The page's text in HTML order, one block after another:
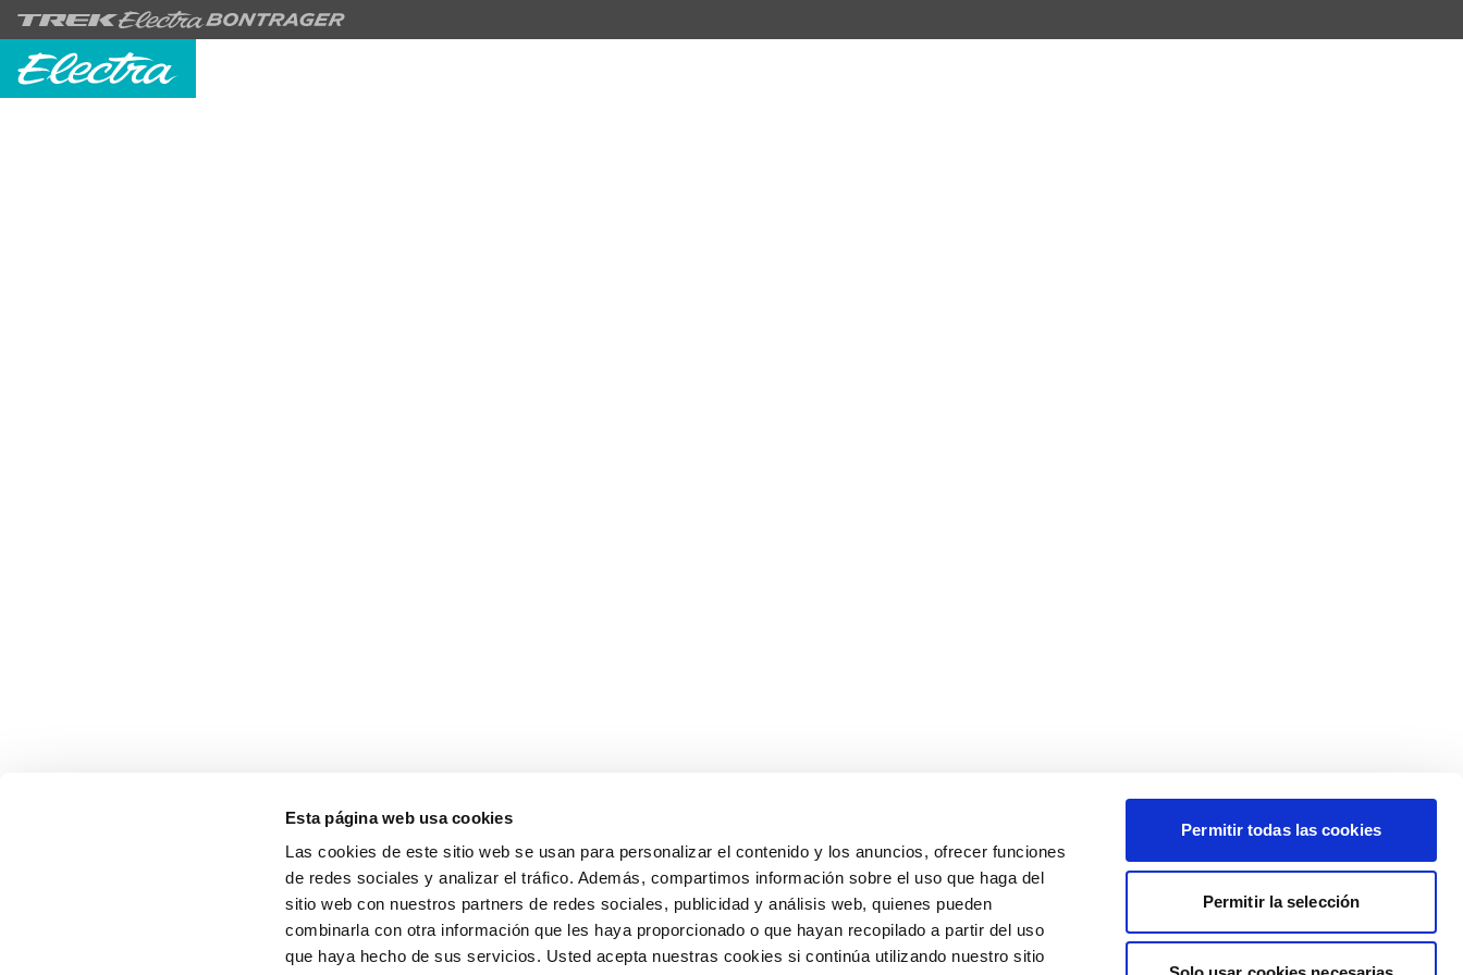
Esta página web usa cookies
Las cookies de este sitio web se usan para personalizar el contenido y los anuncios, ofrecer funciones
de redes sociales y analizar el tráfico. Además, compartimos información sobre el uso que haga del
sitio web con nuestros partners de redes sociales, publicidad y análisis web, quienes pueden
combinarla con otra información que les haya proporcionado o que hayan recopilado a partir del uso
que haya hecho de sus servicios. Usted acepta nuestras cookies si continúa utilizando nuestro sitio
Permitir todas las cookies
Permitir la selección